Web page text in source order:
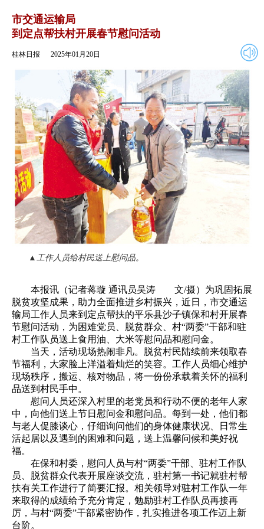
市交通运输局
到定点帮扶村开展春节慰问活动
桂林日报 2025年01月20日
▲工作人员给村民送上慰问品。
本报讯（记者蒋璇 通讯员吴涛 文/摄）为巩固拓展
脱贫攻坚成果，助力全面推进乡村振兴，近日，市交通运
输局工作人员来到定点帮扶的平乐县沙子镇保和村开展春
节慰问活动，为困难党员、脱贫群众、村“两委”干部和驻
村工作队员送上食用油、大米等慰问品和慰问金。
当天，活动现场热闹非凡。脱贫村民陆续前来领取春
节福利，大家脸上洋溢着灿烂的笑容。工作人员细心维护
现场秩序，搬运、核对物品，将一份份承载着关怀的福利
品送到村民手中。
慰问人员还深入村里的老党员和行动不便的老年人家
中，向他们送上节日慰问金和慰问品。每到一处，他们都
与老人促膝谈心，仔细询问他们的身体健康状况、日常生
活起居以及遇到的困难和问题，送上温馨问候和美好祝
福。
在保和村委，慰问人员与村“两委”干部、驻村工作队
员、脱贫群众代表开展座谈交流，驻村第一书记就驻村帮
扶有关工作进行了简要汇报。相关领导对驻村工作队一年
来取得的成绩给予充分肯定，勉励驻村工作队员再接再
厉，与村“两委”干部紧密协作，扎实推进各项工作迈上新
台阶。